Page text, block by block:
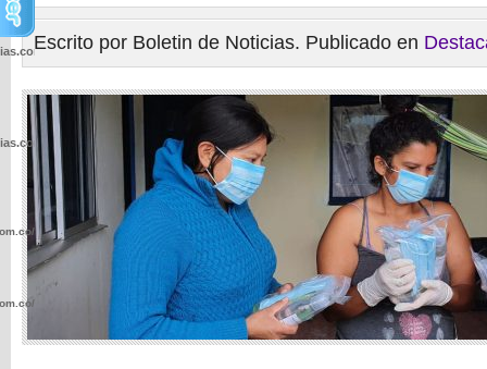
Escrito por Boletin de Noticias. Publicado en
wp-
wp-
wp-
wp-